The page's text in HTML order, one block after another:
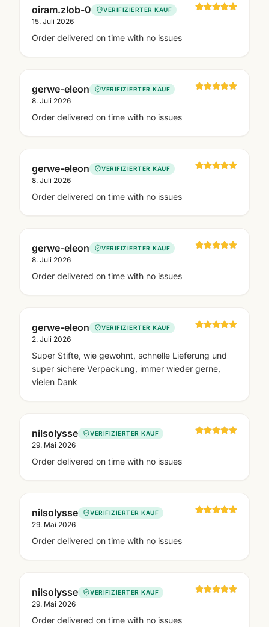
oiram.zlob-0 VERIFIZIERTER KAUF
15. Juli 2026
Order delivered on time with no issues
gerwe-eleon VERIFIZIERTER KAUF
8. Juli 2026
Order delivered on time with no issues
gerwe-eleon VERIFIZIERTER KAUF
8. Juli 2026
Order delivered on time with no issues
gerwe-eleon VERIFIZIERTER KAUF
8. Juli 2026
Order delivered on time with no issues
gerwe-eleon VERIFIZIERTER KAUF
2. Juli 2026
Super Stifte, wie gewohnt, schnelle Lieferung und
super sichere Verpackung, immer wieder gerne,
vielen Dank
nilsolysse VERIFIZIERTER KAUF
29. Mai 2026
Order delivered on time with no issues
nilsolysse VERIFIZIERTER KAUF
29. Mai 2026
Order delivered on time with no issues
nilsolysse VERIFIZIERTER KAUF
29. Mai 2026
Order delivered on time with no issues